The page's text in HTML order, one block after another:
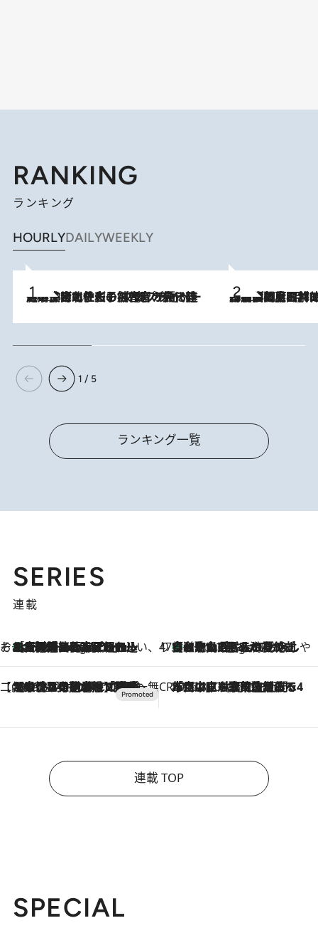
RANKING
ランキング
HOURLYDAILYWEEKLY
2026.8.3
《「文士の子ども被害者の会」発足！》阿川佐和子（72）が語る遠藤周作に北杜夫、劇作家・矢代静一の子どもたちの“文豪プライベート事件簿” 2026.8.8
「最後に見られてよかった」上野動物園の東園パンダ舎が解体前に特別公開。8月16日まで延長されたパネル展と共に辿る“半世紀”のパンダ飼育《解体工事の図面あり》
1 / 5
ランキング一覧
SERIES
連載
そおだよおこの関西おいしい、おやつ紀行
4 Hours Ago
［大阪府箕面市］一皿一皿目の前で仕上げられる、料理を巧みに組み込んだアシェットデセールコース「ミチル アシェット デセール（Michiru assiette dessert）」 47都道府県の手みやげ ひんやりスイーツで夏を満喫
4 Hours Ago
【和歌山県】この夏絶対食べたい 冷やしておいしいおやつ3選 みかんがごろっと丸ごと入ったジュレ
【CREA×星野リゾート】唯一無二。癒しと発見が待つ場所へ
2026.8.7
【トンボの足水浴】ヒノキの香りに包まれて涼感マックス！約13℃の湧水かけ流しを避暑地「星野温泉 トンボの湯」で体験 CREA'S CHOICE
2026.8.7
「立川にも歌舞伎があるんだよ」 片岡仁左衛門・市川中車ら豪華座組みで4年目の立川立飛歌舞伎へ
連載 TOP
SPECIAL